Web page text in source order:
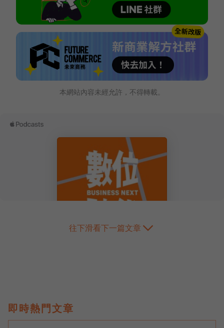
本網站內容未經允許，不得轉載。
往下滑看下一篇文章
即時熱門文章